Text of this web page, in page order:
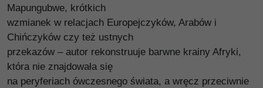
Mapungubwe, krótkich
wzmianek w relacjach Europejczyków, Arabów i
Chińczyków czy też ustnych
przekazów – autor rekonstruuje barwne krainy Afryki,
która nie znajdowała się
na peryferiach ówczesnego świata, a wręcz przeciwnie